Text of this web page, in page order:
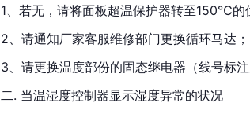
1、若无，请将面板超温保护器转至150℃
2、请通知厂家客服维修部门更换循环马达；
3、请更换温度部份的固态继电器（线号标
二. 当温湿度控制器显示湿度异常的状况